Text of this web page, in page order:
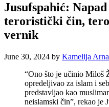
Jusufspahić:
teroristički čin,
vernik
June 30, 2024 by Kamelija
“Ono što je učinio Miloš
opredeljivao za islam i
predstavljao kao
neislamski čin”, rekao je